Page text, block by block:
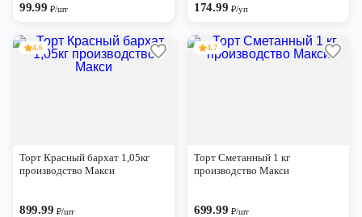
99.99₽/шт 174.99 ₽/уп
4.6
Торт Красный бархат 1,05кг
производство Макси
899.99 ₽/шт
4.7
Торт Сметанный 1 кг
производство Макси
699.99 ₽/шт